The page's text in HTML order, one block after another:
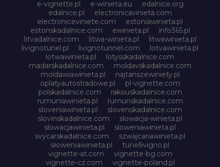
e-vignette.pl
e-winieta.eu
edalnice.org
edalnice.pl
electronicavinieta.com
electroniceviniete.com
estoniawinieta.pl
estonskadalnice.com
ewinieta.pl
info365.pl
litvadalnice.com
litwa-winieta.pl
litwawinieta.pl
livignotunel.pl
livignotunnel.com
lotvawinieta.pl
lotwawinieta.pl
lotysskadalnice.com
madarskadalnice.com
moldavskadalnice.com
moldawiawinieta.pl
najtanszewiniety.pl
oplatyautostradowe.pl
pl-vignette.com
polskadalnice.com
rakouskadalnice.com
rumuniawinieta.pl
rumunskadalnice.com
sloveniawinieta.pl
slovenskadalnice.com
slovinskadalnice.com
slowacja-winieta.pl
slowacjawinieta.pl
sloweniawinieta.pl
svycarskadalnice.com
szwajcariawinieta.pl
słoweniawinieta.pl
tunellivigno.pl
vignette-at.com
vignette-bg.com
vignette-cz.com
vignette-poland.pl